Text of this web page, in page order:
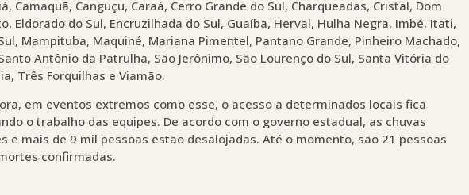
Camaquã, Canguçu, Caraá, Cerro Grande do Sul, Charqueadas, Cristal, Dom
Eldorado do Sul, Encruzilhada do Sul, Guaíba, Herval, Hulha Negra, Imbé, Itati,
Mampituba, Maquiné, Mariana Pimentel, Pantano Grande, Pinheiro Machado,
Antônio da Patrulha, São Jerônimo, São Lourenço do Sul, Santa Vitória do
Três Forquilhas e Viamão.
em eventos extremos como esse, o acesso a determinados locais fica
o trabalho das equipes. De acordo com o governo estadual, as chuvas
e mais de 9 mil pessoas estão desalojadas. Até o momento, são 21 pessoas
confirmadas.